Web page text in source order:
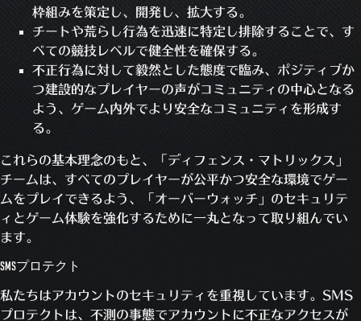
枠組みを策定し、開発し、拡大する。
チートや荒らし行為を迅速に特定し排除することで、す
べての競技レベルで健全性を確保する。
不正行為に対して毅然とした態度で臨み、ポジティブか
つ建設的なプレイヤーの声がコミュニティの中心となる
よう、ゲーム内外でより安全なコミュニティを形成す
る。
これらの基本理念のもと、「ディフェンス・マトリックス」
チームは、すべてのプレイヤーが公平かつ安全な環境でゲー
ムをプレイできるよう、「オーバーウォッチ」のセキュリテ
ィとゲーム体験を強化するために一丸となって取り組んでい
ます。
SMSプロテクト
私たちはアカウントのセキュリティを重視しています。SMS
プロテクトは、不測の事態でアカウントに不正なアクセスが